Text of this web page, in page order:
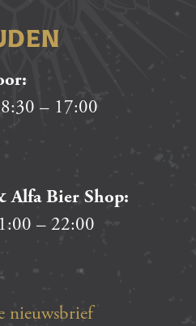
– 17:00
Alfa Bier Shop:
– 22:00
nieuwsbrief